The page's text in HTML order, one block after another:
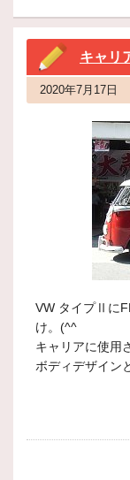
キャリ
2020年7月17日
VW タイプⅡに
け。(^^
キャリアに使用
ボディデザイン